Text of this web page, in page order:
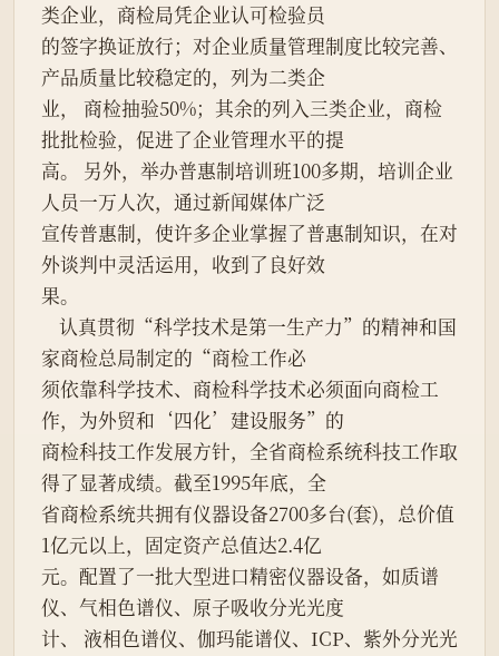
类企业，商检局凭企业认可检验员
的签字换证放行；对企业质量管理制度比较完善、
产品质量比较稳定的，列为二类企
业， 商检抽验50%；其余的列入三类企业，商检
批批检验，促进了企业管理水平的提
高。 另外，举办普惠制培训班100多期，培训企业
人员一万人次，通过新闻媒体广泛
宣传普惠制，使许多企业掌握了普惠制知识，在对
外谈判中灵活运用，收到了良好效
果。
家商检总局制定的“商检工作必
须依靠科学技术、商检科学技术必须面向商检工
作，为外贸和‘四化’建设服务”的
商检科技工作发展方针，全省商检系统科技工作取
得了显著成绩。截至1995年底，全
省商检系统共拥有仪器设备2700多台(套)，总价值
1亿元以上，固定资产总值达2.4亿
元。配置了一批大型进口精密仪器设备，如质谱
仪、气相色谱仪、原子吸收分光光度
计、 液相色谱仪、伽玛能谱仪、ICP、紫外分光光